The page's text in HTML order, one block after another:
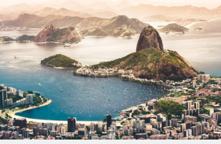
Gestion des freelances
Intégrez et gérez vos freelances partout dans le monde
PEO
Sous-traitez les opérations complexes liées à l’emploi
INFRASTRUCTURE
Intégration Remote
Intégrez vos RH aux flux de travail en toute simplicité
Plateforme
Des fonctions RH clés intégrées pour votre équipe
Comparer Remote
Examinez notre service par rapport aux autres
CROISSANCE
Start-ups
Des solutions agiles et internationales pour les RH et la
paie des entreprises en pleine croissance
Entreprises intermédiaires
Développez vos équipes avec des solutions RH sur
mesure
pays
Calculateur de paiement des freelances
Découvrez les devises disponibles et les vitesses de
paiement pour vos freelances internationaux
APPRENDRE AVEC REMOTE
Recherche et guides
Études de cas
Nederlands
Français
Deutsch
Español
Italiano
Português (Portugal)
Connexion